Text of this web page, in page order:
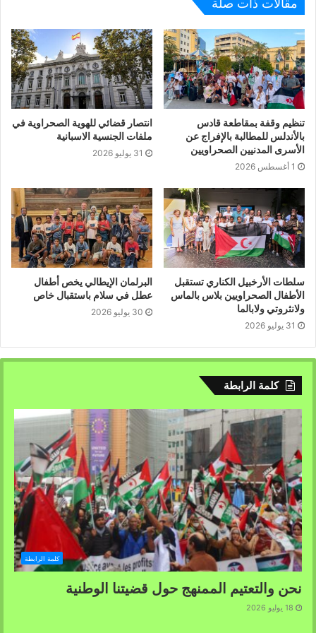
مقالات ذات صلة
تنظيم وقفة بمقاطعة قادس
بالأندلس للمطالبة بالإفراج عن
الأسرى المدنيين الصحراويين
1 أغسطس 2026
انتصار قضائي للهوية الصحراوية في
ملفات الجنسية الاسبانية
31 يوليو 2026
سلطات الأرخبيل الكناري تستقبل
الأطفال الصحراويين بلاس بالماس
ولانثروتي ولابالما
31 يوليو 2026
البرلمان الإيطالي يخص أطفال
عطل في سلام باستقبال خاص
30 يوليو 2026
كلمة الرابطة
كلمة الرابطة
نحن والتعتيم الممنهج حول قضيتنا الوطنية
18 يوليو 2026